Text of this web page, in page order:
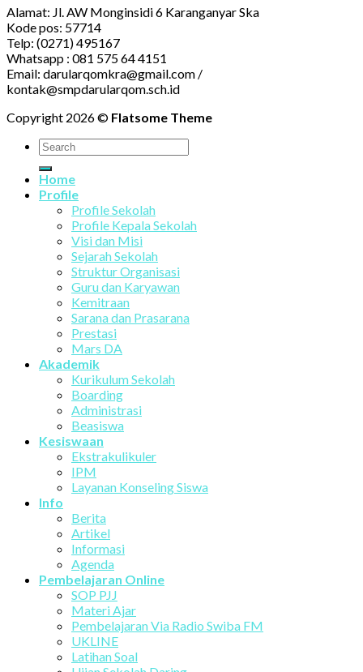
Alamat: Jl. AW Monginsidi 6 Karanganyar Ska
Kode pos: 57714
Telp: (0271) 495167
Whatsapp : 081 575 64 4151
Email: darularqomkra@gmail.com /
kontak@smpdarularqom.sch.id
Copyright 2026 © Flatsome Theme
Home
Profile
Profile Sekolah
Profile Kepala Sekolah
Visi dan Misi
Sejarah Sekolah
Struktur Organisasi
Guru dan Karyawan
Kemitraan
Sarana dan Prasarana
Prestasi
Mars DA
Akademik
Kurikulum Sekolah
Boarding
Administrasi
Beasiswa
Kesiswaan
Ekstrakulikuler
IPM
Layanan Konseling Siswa
Info
Berita
Artikel
Informasi
Agenda
Pembelajaran Online
SOP PJJ
Materi Ajar
Pembelajaran Via Radio Swiba FM
UKLINE
Latihan Soal